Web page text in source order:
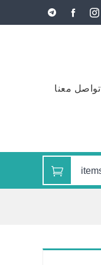
تواصل معنا